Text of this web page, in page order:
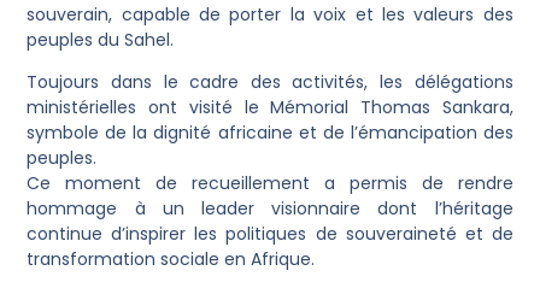
souverain, capable de porter la voix et les valeurs des
peuples du Sahel.
Toujours dans le cadre des activités, les délégations
ministérielles ont visité le Mémorial Thomas Sankara,
symbole de la dignité africaine et de l’émancipation des
peuples.
Ce moment de recueillement a permis de rendre
hommage à un leader visionnaire dont l’héritage
continue d’inspirer les politiques de souveraineté et de
transformation sociale en Afrique.